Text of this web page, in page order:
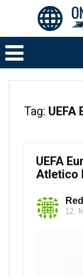
Tag: UEFA
UEFA
Atletico
12.